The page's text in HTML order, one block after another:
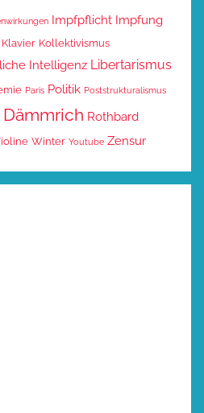
Impfpflicht Impfung
Klavier Kollektivismus
Intelligenz Libertarismus
Paris Politik Poststrukturalismus
Dämmrich Rothbard
Winter Youtube Zensur